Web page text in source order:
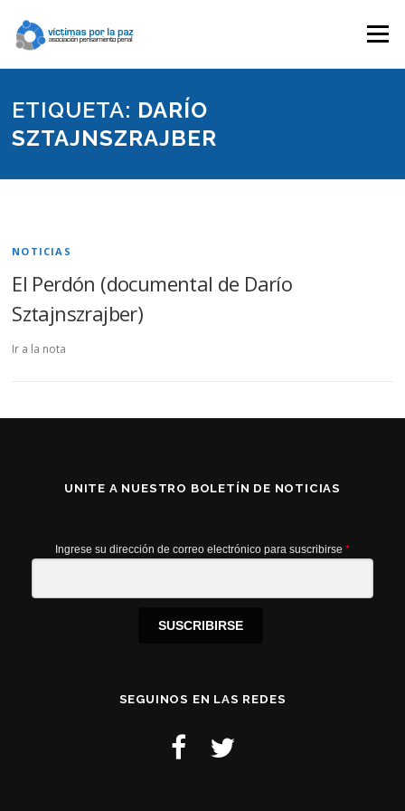
contenido
Menú
ETIQUETA: DARÍO
SZTAJNSZRAJBER
NOTICIAS
El Perdón (documental de Darío
Sztajnszrajber)
Ir a la nota
UNITE A NUESTRO BOLETÍN DE NOTICIAS
Ingrese su dirección de correo electrónico para suscribirse *
SUSCRIBIRSE
SEGUINOS EN LAS REDES